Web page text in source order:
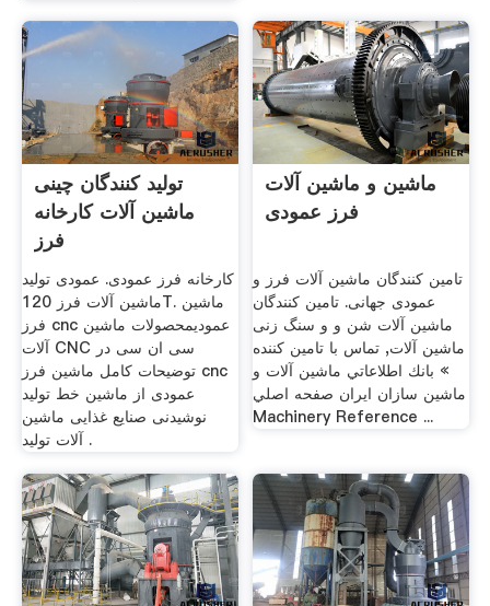
تولید کنندگان چینی
ماشین آلات کارخانه
فرز
کارخانه فرز عمودی. عمودی تولید
ماشین آلات فرز 120T. ماشین
فرز cnc عمودیمحصولات ماشین
آلات CNC سی ان سی در
توضیحات کامل ماشین فرز cnc
عمودی از ماشین خط تولید
نوشیدنی صنایع غذایی ماشین
آلات تولید .
ماشین و ماشین آلات
فرز عمودی
تامین کنندگان ماشین آلات فرز و
عمودی جهانی. تامین کنندگان
ماشین آلات شن و و سنگ زنی
ماشین آلات, تماس با تامین کننده
» بانك اطلاعاتي ماشين آلات و
ماشين سازان ايران صفحه اصلي
Machinery Reference ...